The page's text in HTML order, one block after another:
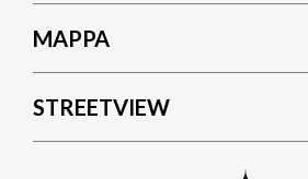
MAPPA
STREETVIEW